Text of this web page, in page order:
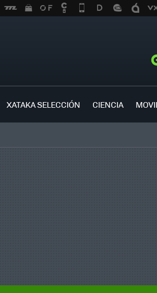
XATAKA SELECCIÓN CIENCIA